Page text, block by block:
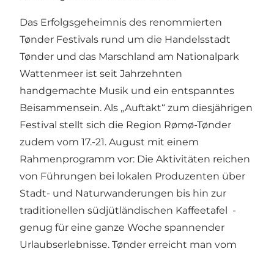
Das Erfolgsgeheimnis des renommierten
Tønder Festivals rund um die Handelsstadt
Tønder und das Marschland am Nationalpark
Wattenmeer ist seit Jahrzehnten
handgemachte Musik und ein entspanntes
Beisammensein. Als „Auftakt“ zum diesjährigen
Festival stellt sich die Region Rømø-Tønder
zudem vom 17.-21. August mit einem
Rahmenprogramm vor: Die Aktivitäten reichen
von Führungen bei lokalen Produzenten über
Stadt- und Naturwanderungen bis hin zur
traditionellen südjütländischen Kaffeetafel -
genug für eine ganze Woche spannender
Urlaubserlebnisse. Tønder erreicht man vom